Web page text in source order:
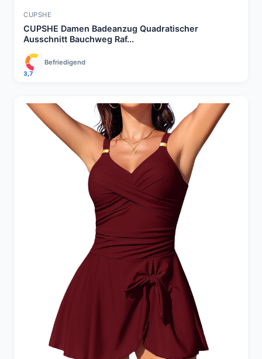
CUPSHE
CUPSHE Damen Badeanzug Quadratischer
Ausschnitt Bauchweg Raf...
3,7
Befriedigend